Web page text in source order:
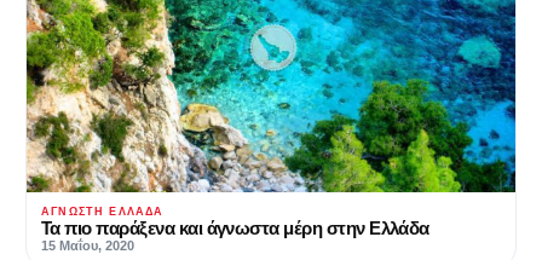
ΆΓΝΩΣΤΗ ΕΛΛΆΔΑ
Τα πιο παράξενα και άγνωστα μέρη στην Ελλάδα
15 Μαΐου, 2020